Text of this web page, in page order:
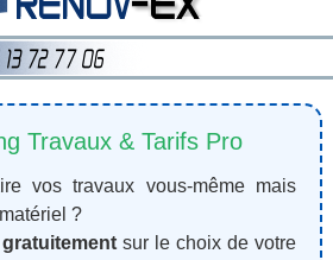
Travaux & Tarifs Pro
vos travaux vous-même mais
?
sur le choix de votre